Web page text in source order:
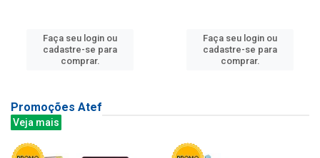
Faça seu login ou
cadastre-se para
comprar.
Faça seu login ou
cadastre-se para
comprar.
Promoções Atef
Veja mais